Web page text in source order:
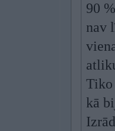
90
nav
Tiko
kā